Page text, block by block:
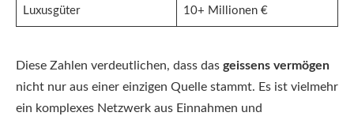
Luxusgüter 10+ Millionen €
Diese Zahlen verdeutlichen, dass das geissens vermögen
nicht nur aus einer einzigen Quelle stammt. Es ist vielmehr
ein komplexes Netzwerk aus Einnahmen und